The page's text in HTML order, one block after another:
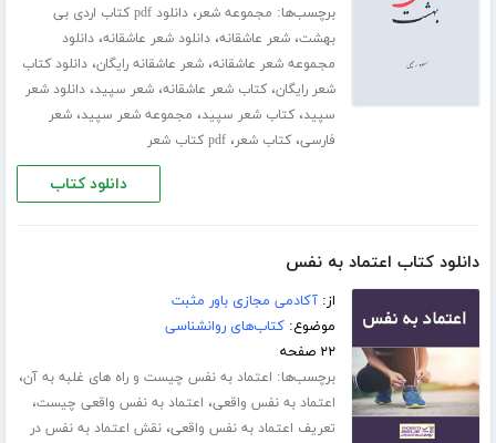
برچسب‌ها: مجموعه شعر،
دانلود pdf کتاب اردی بی
بهشت،شعر عاشقانه،دانلود شعر عاشقانه،دانلود
مجموعه شعر عاشقانه،شعر عاشقانه رایگان،دانلود کتاب
شعر رایگان،کتاب شعر عاشقانه،شعر سپید،دانلود شعر
سپید،کتاب شعر سپید، مجموعه شعر سپید،شعر
فارسی،کتاب شعر،pdf کتاب شعر
دانلود کتاب
دانلود کتاب اعتماد به نفس
از:آکادمی مجازی باور مثبت
موضوع:کتاب‌های روانشناسی
۲۲ صفحه
برچسب‌ها: اعتماد به نفس چیست و راه های غلبه به آن،
اعتماد به نفس واقعی، اعتماد به نفس واقعی چیست،
تعریف اعتماد به نفس واقعی،نقش اعتماد به نفس در